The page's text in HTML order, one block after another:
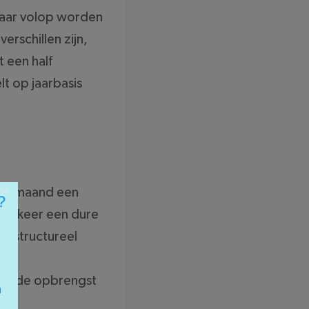
volop worden
zijn,
een half
op jaarbasis
maand een
keer een dure
structureel
de opbrengst
×